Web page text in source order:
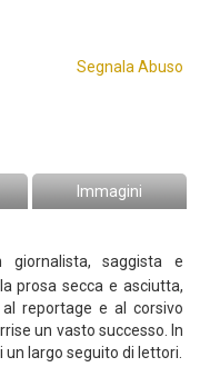
Segnala Abuso
Immagini
saggista e
prosa secca e asciutta,
reportage e al corsivo
un vasto successo. In
largo seguito di lettori.